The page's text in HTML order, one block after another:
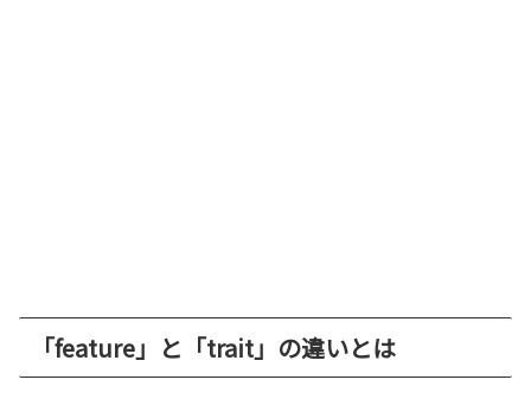
「feature」と「trait」の違いとは